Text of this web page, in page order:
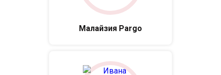
Малайзия Pargo